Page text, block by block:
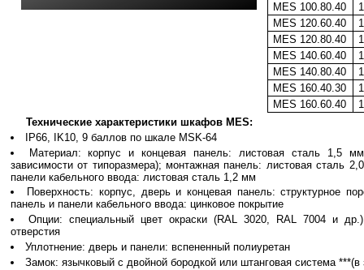
MES 100.80.40
MES 120.60.40
MES 120.80.40
MES 140.60.40
MES 140.80.40
MES 160.40.30
MES 160.60.40
Технические характеристики шкафов MES:
IP66, IK10, 9 баллов по шкале MSK-64
Материал: корпус и концевая панель: листовая сталь 1,5
зависимости от типоразмера); монтажная панель: листовая сталь
панели кабельного ввода: листовая сталь 1,2 мм
Поверхность: корпус, дверь и концевая панель: структурное
панель и панели кабельного ввода: цинковое покрытие
Опции: специальный цвет окраски (RAL 3020, RAL 7004 и
отверстия
Уплотнение: дверь и панели: вспененный полиуретан
Замок: язычковый с двойной бородкой или штанговая система ***(в